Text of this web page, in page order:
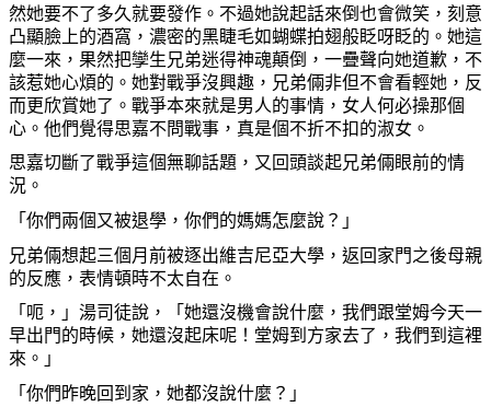
然她要不了多久就要發作。不過她說起話來倒也會微笑，刻意
凸顯臉 上的酒窩，濃密的黑睫毛如蝴蝶拍翅般眨呀眨的。 她這
麼一來，果然把孿生兄弟迷得神魂顛倒，一疊聲向她道歉，不
該惹她心煩的。 她對戰爭沒興趣，兄弟倆非但不會看輕她 ，反
而更欣賞她了。戰爭本來就是男人的事情，女人何必操那個
心。他們覺得思嘉不問戰事， 真是個不折不扣的淑女。
思嘉切斷了戰爭這個無聊話題，又回頭談起兄弟倆眼前的情
況。
「 你們兩個又被退學， 你們的媽媽怎麼說？」
兄弟倆想起三個月前被逐出維吉尼亞大學，返回家門之後母親
的反應，表情頓時不太自在。
「 呃 ，」湯司徒說，「 她還沒機會說什麼 ，我們跟堂姆今天一
早出門的時候， 她還沒起床呢！堂姆到方家去了，我們到這裡
來。」
「 你們昨晚回到家， 她都沒說什麼 ？」